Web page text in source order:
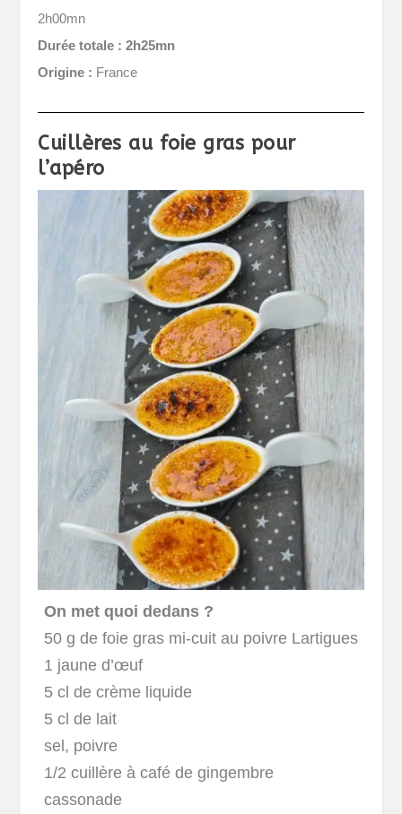
2h00mn
Durée totale : 2h25mn
Origine : France
Cuillères au foie gras pour
l’apéro
On met quoi dedans ?
50 g de foie gras mi-cuit au poivre Lartigues
1 jaune d’œuf
5 cl de crème liquide
5 cl de lait
sel, poivre
1/2 cuillère à café de gingembre
cassonade